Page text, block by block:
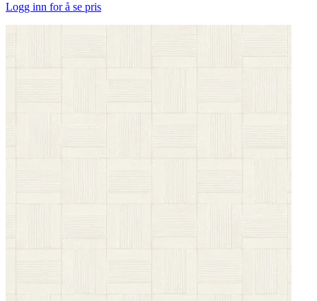
Logg inn for å se pris